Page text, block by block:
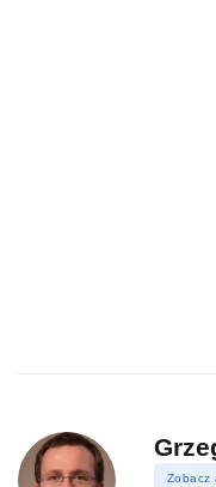
Zobacz